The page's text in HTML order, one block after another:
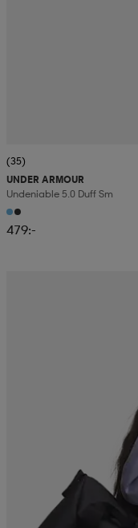
(35)
UNDER ARMOUR
Undeniable 5.0 Duff Sm
479:-